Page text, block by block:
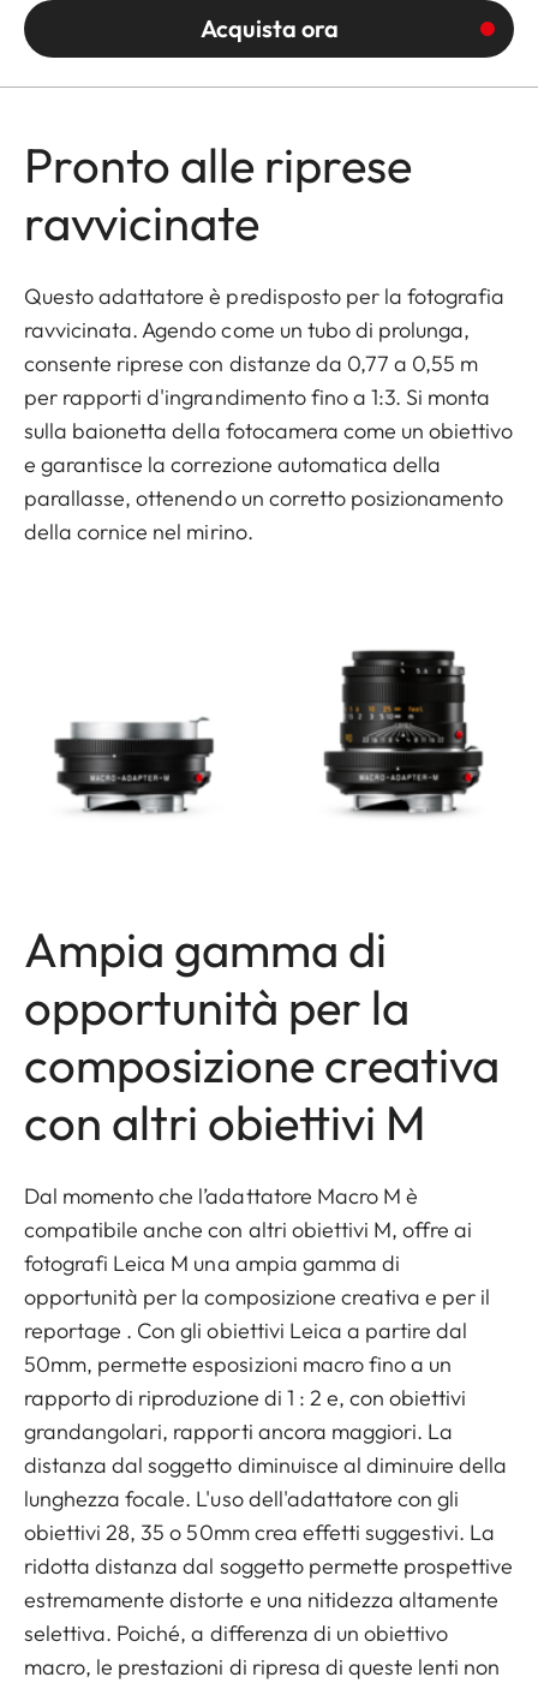
Acquista ora
Pronto alle riprese
ravvicinate
Questo adattatore è predisposto per la fotografia
ravvicinata. Agendo come un tubo di prolunga,
consente riprese con distanze da 0,77 a 0,55 m
per rapporti d'ingrandimento fino a 1:3. Si monta
sulla baionetta della fotocamera come un obiettivo
e garantisce la correzione automatica della
parallasse, ottenendo un corretto posizionamento
della cornice nel mirino.
Ampia gamma di
opportunità per la
composizione creativa
con altri obiettivi M
Dal momento che l’adattatore Macro M è
compatibile anche con altri obiettivi M, offre ai
fotografi Leica M una ampia gamma di
opportunità per la composizione creativa e per il
reportage . Con gli obiettivi Leica a partire dal
50mm, permette esposizioni macro fino a un
rapporto di riproduzione di 1 : 2 e, con obiettivi
grandangolari, rapporti ancora maggiori. La
distanza dal soggetto diminuisce al diminuire della
lunghezza focale. L'uso dell'adattatore con gli
obiettivi 28, 35 o 50mm crea effetti suggestivi. La
ridotta distanza dal soggetto permette prospettive
estremamente distorte e una nitidezza altamente
selettiva. Poiché, a differenza di un obiettivo
macro, le prestazioni di ripresa di queste lenti non